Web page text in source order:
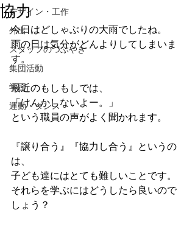
デザイン・工作
外出
スタッフのつぶやき
集団活動
学習
運動・ダンス
協力
今日はどしゃぶりの大雨でしたね。
雨の日は気分がどんよりしてしまいま
す。
最近のもしもしでは、
「けんかしないよー。」
という職員の声がよく聞かれます。
『譲り合う』『協力し合う』というの
は、
子ども達にはとても難しいことです。
それらを学ぶにはどうしたら良いので
しょう？